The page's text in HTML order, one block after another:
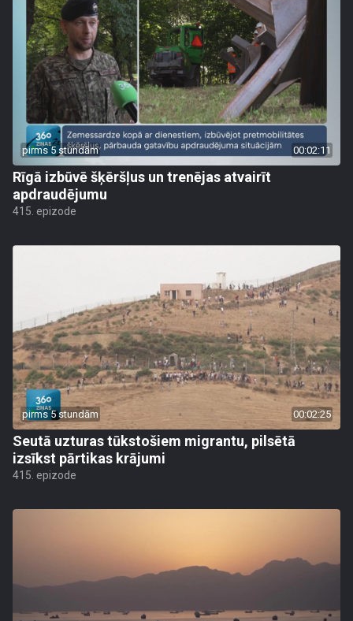
pirms 5 stundām 00:02:11
Rīgā izbūvē šķēršļus un trenējas atvairīt
apdraudējumu
415. epizode
pirms 5 stundām 00:02:25
Seutā uzturas tūkstošiem migrantu, pilsētā
izsīkst pārtikas krājumi
415. epizode